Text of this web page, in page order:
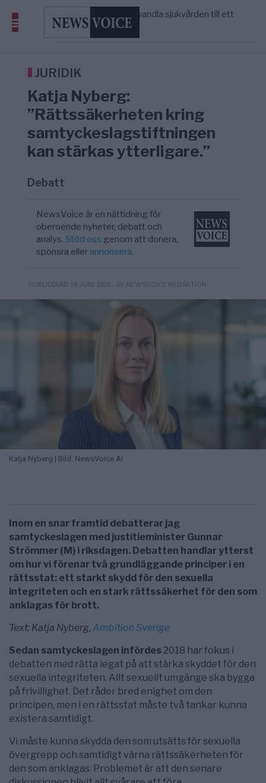
5/8
S och KD vill omvandla sjukvården till ett
geografiskt apartheidsystem
AFRIKA
Massiv anstormning till Ceuta – Misstankar
America” – Finally
JURIDIK
Katja Nyberg:
”Rättssäkerheten kring
samtyckeslagstiftningen
kan stärkas ytterligare.”
Debatt
NewsVoice är en nättidning för
oberoende nyheter, debatt och
analys.Stöd oss genom att donera,
sponsra eller annonsera.
PUBLICERAD 19 JUNI 2026 - AV NEWSVOICE REDAKTION
Katja Nyberg | Bild: NewsVoice AI
Inom en snar framtid debatterar jag
samtyckeslagen med justitieminister Gunnar
Strömmer (M) i riksdagen. Debatten handlar ytterst
om hur vi förenar två grundläggande principer i en
rättsstat: ett starkt skydd för den sexuella
integriteten och en stark rättssäkerhet för den som
anklagas för brott.
Text: Katja Nyberg, Ambition Sverige
Sedan samtyckeslagen infördes2018 har fokus i
debatten med rätta legat på att stärka skyddet för den
sexuella integriteten. Allt sexuellt umgänge ska bygga
på frivillighet. Det råder bred enighet om den
principen, men i en rättsstat måste två tankar kunna
existera samtidigt.
Vi måste kunna skydda den som utsätts för sexuella
övergrepp och samtidigt värna rättssäkerheten för
den som anklagas. Problemet är att den senare